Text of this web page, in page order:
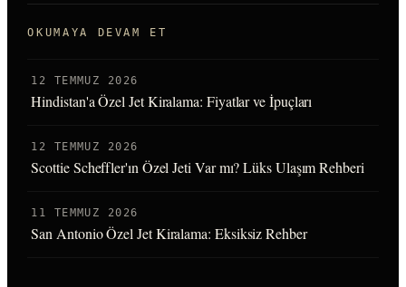
OKUMAYA DEVAM ET
12 TEMMUZ 2026
Hindistan'a Özel Jet Kiralama: Fiyatlar ve İpuçları
12 TEMMUZ 2026
Scottie Scheffler'ın Özel Jeti Var mı? Lüks Ulaşım Rehberi
11 TEMMUZ 2026
San Antonio Özel Jet Kiralama: Eksiksiz Rehber